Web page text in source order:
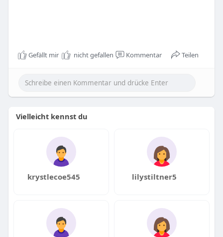
Gefällt mir nicht gefallen Kommentar Teilen
Vielleicht kennst du
krystlecoe545 lilystiltner5